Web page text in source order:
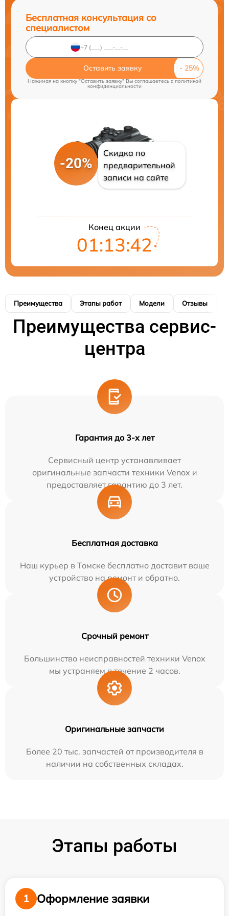
Бесплатная консультация со
специалистом
Оставить заявку
Нажимая на кнопку "Оставить заявку" Вы соглашаетесь cполитикой
конфиденциальности
-20%
Скидка по
предварительной
записи на сайте
Конец акции
01:13:41
Преимущества Этапы работ Модели Отзывы
Преимущества сервис-
центра
Гарантия до 3-х лет
Сервисный центр устанавливает
оригинальные запчасти техники Venox и
предоставляет гарантию до 3 лет.
Бесплатная доставка
Наш курьер в Томске бесплатно доставит ваше
устройство на ремонт и обратно.
Срочный ремонт
Большинство неисправностей техники Venox
мы устраняем в течение 2 часов.
Оригинальные запчасти
Более 20 тыс. запчастей от производителя в
наличии на собственных складах.
Этапы работы
1 Оформление заявки